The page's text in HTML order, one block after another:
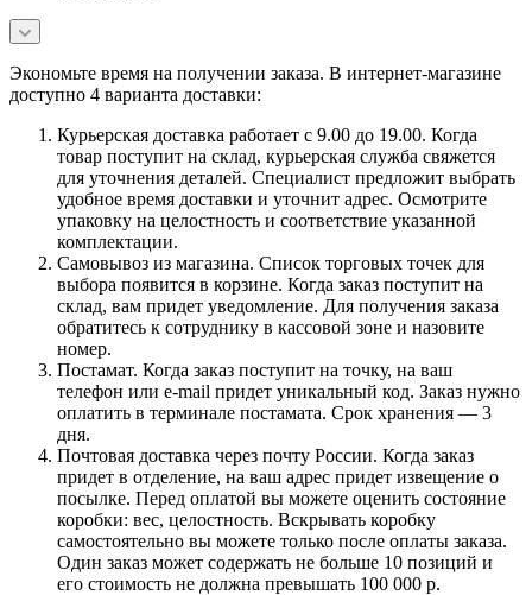
Экономьте время на получении заказа. В интернет-магазине
доступно 4 варианта доставки:
Курьерская доставка работает с 9.00 до 19.00. Когда
товар поступит на склад, курьерская служба свяжется
для уточнения деталей. Специалист предложит выбрать
удобное время доставки и уточнит адрес. Осмотрите
упаковку на целостность и соответствие указанной
комплектации.
Самовывоз из магазина. Список торговых точек для
выбора появится в корзине. Когда заказ поступит на
склад, вам придет уведомление. Для получения заказа
обратитесь к сотруднику в кассовой зоне и назовите
номер.
Постамат. Когда заказ поступит на точку, на ваш
телефон или e-mail придет уникальный код. Заказ нужно
оплатить в терминале постамата. Срок хранения — 3
дня.
Почтовая доставка через почту России. Когда заказ
придет в отделение, на ваш адрес придет извещение о
посылке. Перед оплатой вы можете оценить состояние
коробки: вес, целостность. Вскрывать коробку
самостоятельно вы можете только после оплаты заказа.
Один заказ может содержать не больше 10 позиций и
его стоимость не должна превышать 100 000 р.